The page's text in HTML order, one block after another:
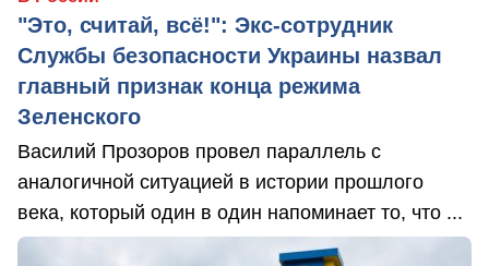
"Это, считай, всё!": Экс-сотрудник
Службы безопасности Украины назвал
главный признак конца режима
Зеленского
Василий Прозоров провел параллель с
аналогичной ситуацией в истории прошлого
века, который один в один напоминает то, что ...